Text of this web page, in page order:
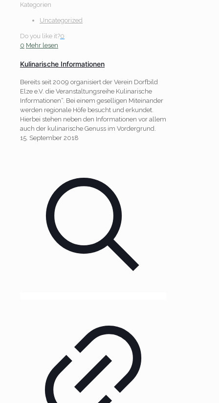
Kategorien
Uncategorized
Do you like it?0
0 Mehr lesen
Kulinarische Informationen
Bereits seit 2009 organisiert der Verein Dorfbild
Elze e.V. die Veranstaltungsreihe Kulinarische
Informationen“. Bei einem geselligen Miteinander
werden regionale Höfe besucht und erkundet.
Hierbei stehen neben den Informationen vor allem
auch der kulinarische Genuss im Vordergrund.
15. September 2018